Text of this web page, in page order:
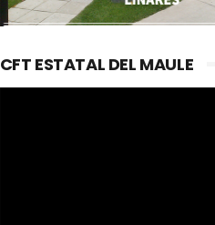
CFT ESTATAL DEL MAULE